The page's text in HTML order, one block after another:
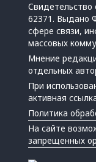
62371. Выдано
сфере связи,
массовых
Мнение
отдельных
При
активная
Политика
На сайте
запрещенных